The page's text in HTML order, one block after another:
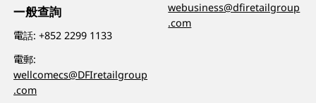
一般查詢
電話:+852 2299 1133
電郵:
wellcomecs@DFIretailgroup
.com
webusiness@dfiretailgroup
.com